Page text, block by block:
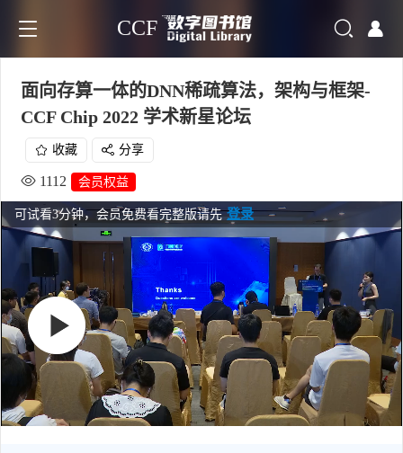
CCF
面向存算一体的DNN稀疏算法，架构与框架-
CCF Chip 2022 学术新星论坛
收藏 分享
1112 会员权益
可试看3分钟，会员免费看完整版请先 登录